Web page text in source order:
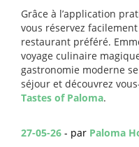
Grâce à l’application
vous réservez
restaurant préféré.
voyage culinaire
gastronomie moderne
séjour et découvrez
Tastes of Paloma.
27-05-26 - par Paloma